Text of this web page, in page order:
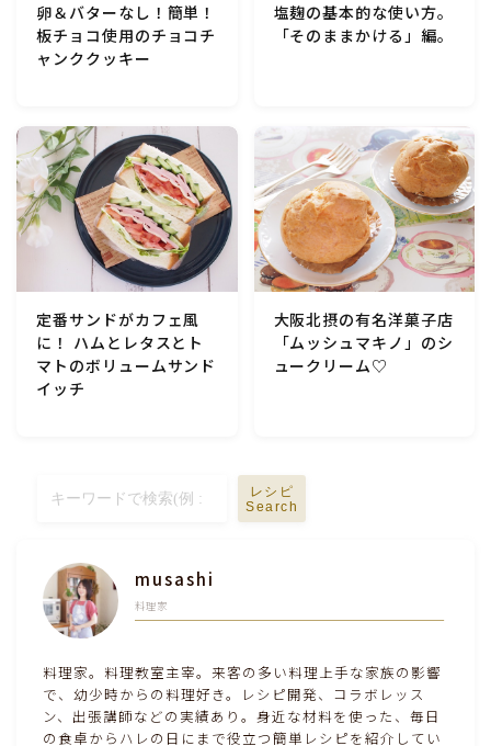
卵＆バターなし！簡単！
板チョコ使用のチョコチ
ャンククッキー
塩麹の基本的な使い方。
「そのままかける」編。
定番サンドがカフェ風
に！ ハムとレタスとト
マトのボリュームサンド
イッチ
大阪北摂の有名洋菓子店
「ムッシュマキノ」のシ
ュークリーム♡
レシピ
Search
musashi
料理家
料理家。料理教室主宰。来客の多い料理上手な家族の影響
で、幼少時からの料理好き。レシピ開発、コラボレッス
ン、出張講師などの実績あり。身近な材料を使った、毎日
の食卓からハレの日にまで役立つ簡単レシピを紹介してい